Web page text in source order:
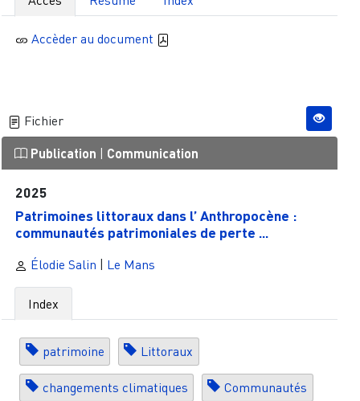
Accèder au document
Fichier
Publication Communication
2025
Patrimoines littoraux dans l’ Anthropocène :
communautés patrimoniales de perte ...
Élodie Salin Le Mans
Index
patrimoine Littoraux
changements climatiques Communautés